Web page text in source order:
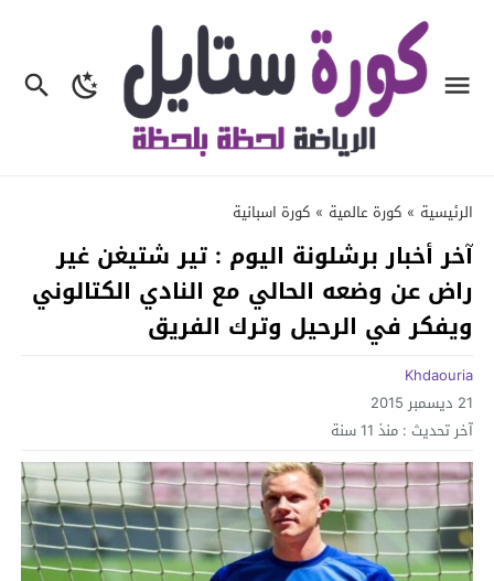
الرئيسية » كورة عالمية » كورة اسبانية
آخر أخبار برشلونة اليوم : تير شتيغن غير
راض عن وضعه الحالي مع النادي الكتالوني
ويفكر في الرحيل وترك الفريق
Khdaouria
21 ديسمبر 2015
آخر تحديث : منذ 11 سنة